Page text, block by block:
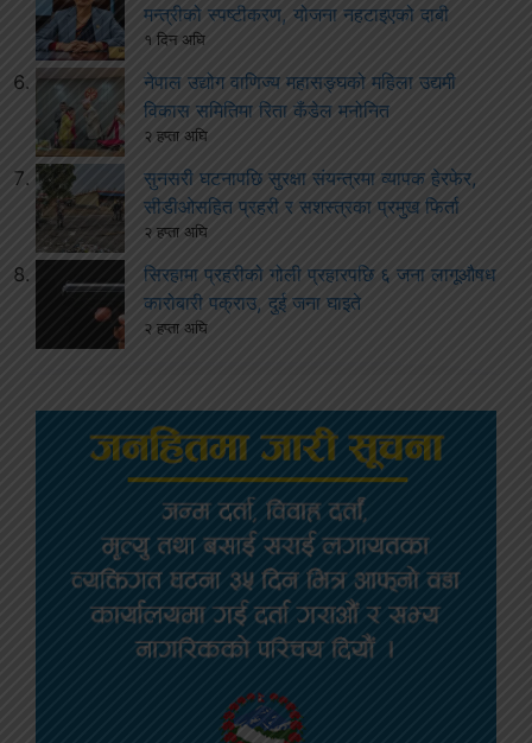
मन्त्रीको स्पष्टीकरण, योजना नहटाइएको दाबी
१ दिन अघि
नेपाल उद्योग वाणिज्य महासङ्घको महिला उद्यमी
विकास समितिमा रिता कँडेल मनोनित
२ हप्ता अघि
सुनसरी घटनापछि सुरक्षा संयन्त्रमा व्यापक हेरफेर,
सीडीओसहित प्रहरी र सशस्त्रका प्रमुख फिर्ता
२ हप्ता अघि
सिरहामा प्रहरीको गोली प्रहारपछि ६ जना लागूऔषध
कारोबारी पक्राउ, दुई जना घाइते
२ हप्ता अघि